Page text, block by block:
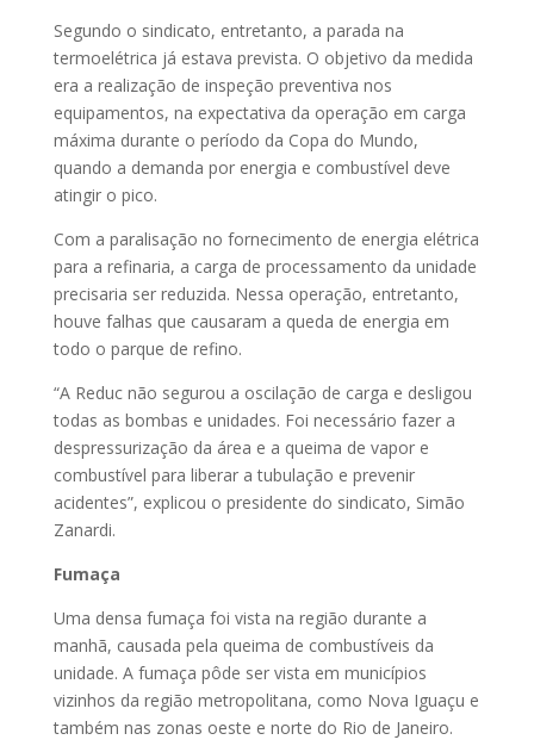
Segundo o sindicato, entretanto, a parada na
termoelétrica já estava prevista. O objetivo da medida
era a realização de inspeção preventiva nos
equipamentos, na expectativa da operação em carga
máxima durante o período da Copa do Mundo,
quando a demanda por energia e combustível deve
atingir o pico.
Com a paralisação no fornecimento de energia elétrica
para a refinaria, a carga de processamento da unidade
precisaria ser reduzida. Nessa operação, entretanto,
houve falhas que causaram a queda de energia em
todo o parque de refino.
“A Reduc não segurou a oscilação de carga e desligou
todas as bombas e unidades. Foi necessário fazer a
despressurização da área e a queima de vapor e
combustível para liberar a tubulação e prevenir
acidentes”, explicou o presidente do sindicato, Simão
Zanardi.
Fumaça
Uma densa fumaça foi vista na região durante a
manhã, causada pela queima de combustíveis da
unidade. A fumaça pôde ser vista em municípios
vizinhos da região metropolitana, como Nova Iguaçu e
também nas zonas oeste e norte do Rio de Janeiro.